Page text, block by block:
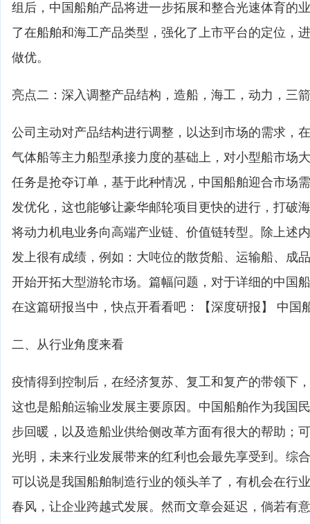
组后，中国船舶产品将进一步拓展和整合光速体育的
了在船舶和海工产品类型，强化了上市平台的定位，
做优。
亮点二：深入调整产品结构，造船，海工，动力，三
公司主动对产品结构进行调整，以达到市场的需求，
气体船等主力船型承接力度的基础上，对小型船市场
任务是抢夺订单，基于此种情况，中国船舶迎合市场
发优化，这也能够让豪华邮轮项目更快的进行，打破
将动力机电业务向高端产业链、价值链转型。除上述
发上很有成绩，例如：大吨位的散货船、运输船、成
开始开拓大型游轮市场。篇幅问题，对于详细的中国
在这篇研报当中，快点开看看吧：【深度研报】 中国
二、从行业角度来看
疫情得到控制后，在经济复苏、复工和复产的带领下
这也是船舶运输业发展主要原因。中国船舶作为我国
步回暖，以及造船业供给侧改革方面有很大的帮助；
光明，未来行业发展带来的红利也会最先享受到。综
可以说是我国船舶制造行业的领头羊了，有机会在行
春风，让企业跨越式发展。然而文章会延迟，倘若有